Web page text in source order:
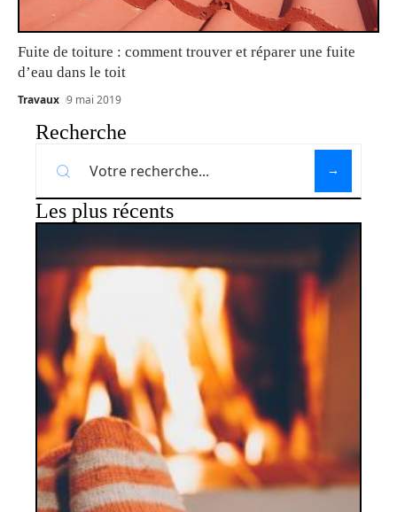
Fuite de toiture : comment trouver et réparer une fuite
d’eau dans le toit
Travaux 9 mai 2019
Recherche
Les plus récents